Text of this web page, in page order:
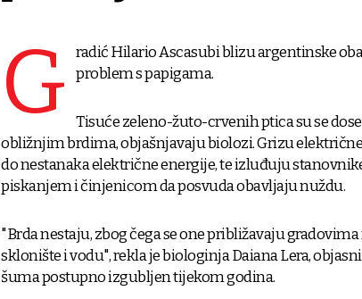
G
radić Hilario Ascasubi blizu argentinske
problem s papigama.
Tisuće zeleno-žuto-crvenih ptica su se
obližnjim brdima, objašnjavaju biolozi. Grizu
do nestanaka električne energije, te izluđuju
piskanjem i činjenicom da posvuda obavljaju nuždu.
"Brda nestaju, zbog čega se one približavaju
sklonište i vodu", rekla je biologinja Daiana Lera,
šuma postupno izgubljen tijekom godina.